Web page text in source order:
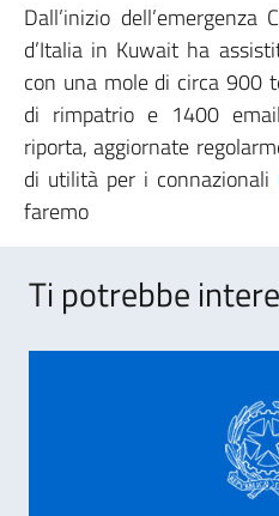
Dall’inizio dell’emergenza
d’Italia in Kuwait ha
con una mole di circa 900
di rimpatrio e 1400
riporta, aggiornate
di utilità per i connazionali
faremo
Ti potrebbe